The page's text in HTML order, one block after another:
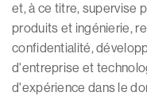
et, à ce titre, supervise
produits et ingénierie,
confidentialité,
d'entreprise et
d'expérience dans le